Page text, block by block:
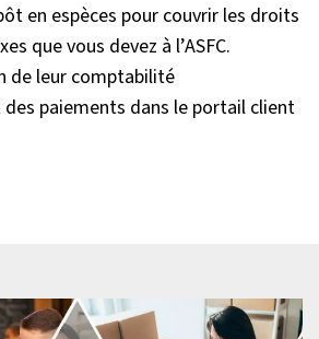
en espèces pour couvrir les droits
que vous devez à l’ASFC.
de leur comptabilité
des paiements dans le portail client